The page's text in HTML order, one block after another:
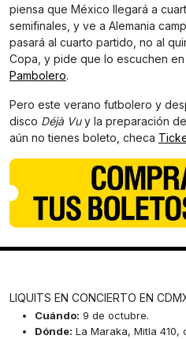
piensa que México llegará a
semifinales, y ve a Alemania
pasará al cuarto partido, no al
Copa, y pide que lo escuchen
Pambolero.
Pero este verano futbolero y
disco Déjà Vuy la preparación
aún no tienes boleto, checa
LIQUITS EN CONCIERTO EN
Cuándo: 9 de octubre.
Dónde: La Maraka, Mitla 410,